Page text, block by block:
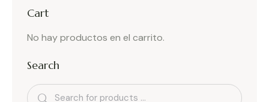
Cart
No hay productos en el carrito.
Search